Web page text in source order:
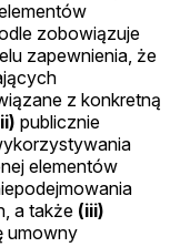
zobowiązuje
zapewnienia, że
z konkretną
publicznie
elementów
a także (iii)
umowny